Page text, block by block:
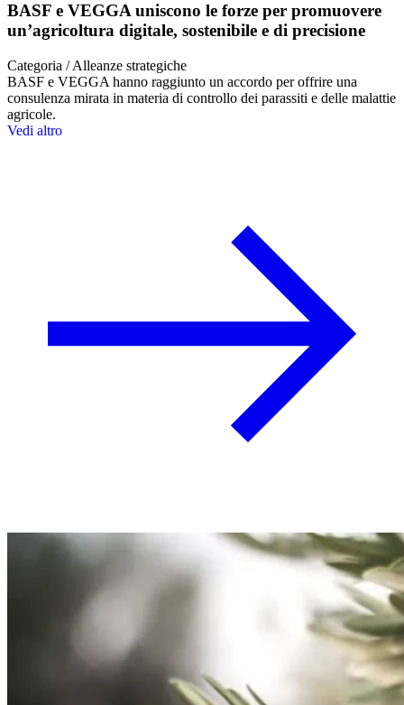
BASF e VEGGA uniscono le forze per promuovere
un’agricoltura digitale, sostenibile e di precisione
Categoria / Alleanze strategiche
BASF e VEGGA hanno raggiunto un accordo per offrire una
consulenza mirata in materia di controllo dei parassiti e delle malattie
agricole.
Vedi altro